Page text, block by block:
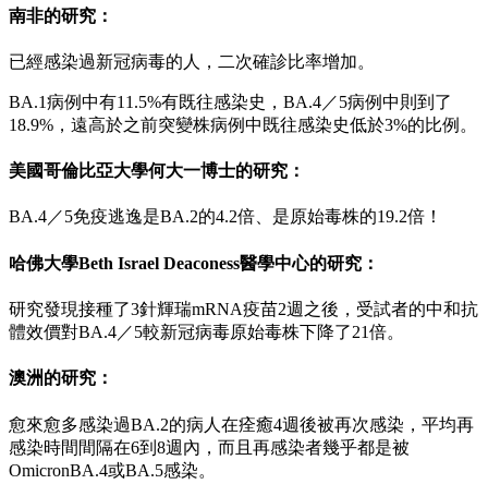
南非的研究：
已經感染過新冠病毒的人，二次確診比率增加。
BA.1病例中有11.5%有既往感染史，BA.4／5病例中則到了
18.9%，遠高於之前突變株病例中既往感染史低於3%的比例。
美國哥倫比亞大學何大一博士的研究：
BA.4／5免疫逃逸是BA.2的4.2倍、是原始毒株的19.2倍！
哈佛大學Beth Israel Deaconess醫學中心的研究：
研究發現接種了3針輝瑞mRNA疫苗2週之後，受試者的中和抗
體效價對BA.4／5較新冠病毒原始毒株下降了21倍。
澳洲的研究：
愈來愈多感染過BA.2的病人在痊癒4週後被再次感染，平均再
感染時間間隔在6到8週內，而且再感染者幾乎都是被
OmicronBA.4或BA.5感染。